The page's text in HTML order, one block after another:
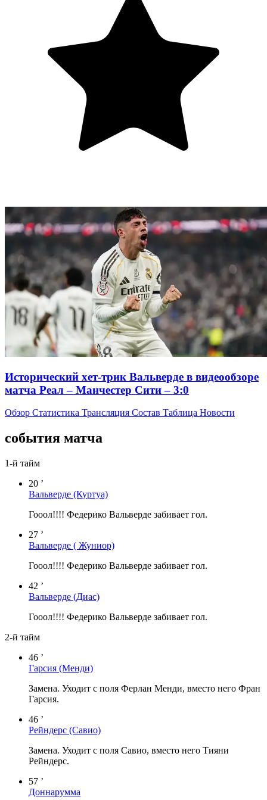
Исторический хет-трик Вальверде в видеообзоре
матча Реал – Манчестер Сити – 3:0
Обзор Статистика Трансляция Состав Таблица Новости
события матча
1-й тайм
20 ’
Вальверде (Куртуа)
Гооол!!!! Федерико Вальверде забивает гол.
27 ’
Вальверде ( Жуниор)
Гооол!!!! Федерико Вальверде забивает гол.
42 ’
Вальверде (Диас)
Гооол!!!! Федерико Вальверде забивает гол.
2-й тайм
46 ’
Гарсия (Менди)
Замена. Уходит с поля Ферлан Менди, вместо него Фран
Гарсия.
46 ’
Рейндерс (Савио)
Замена. Уходит с поля Савио, вместо него Тияни
Рейндерс.
57 ’
Доннарумма